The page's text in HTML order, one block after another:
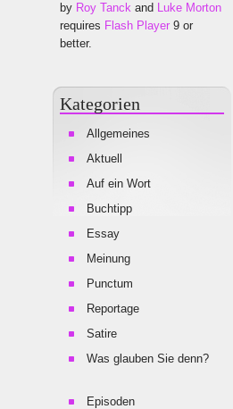
by Roy Tanck and Luke Morton
requires Flash Player 9 or
better.
Kategorien
Allgemeines
Aktuell
Auf ein Wort
Buchtipp
Essay
Meinung
Punctum
Reportage
Satire
Was glauben Sie denn?
Episoden